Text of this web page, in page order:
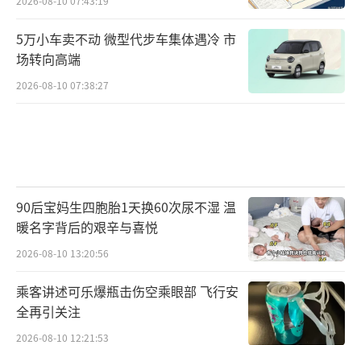
5万小车卖不动 微型代步车集体遇冷 市
场转向高端
2026-08-10 07:38:27
90后宝妈生四胞胎1天换60次尿不湿 温
暖名字背后的艰辛与喜悦
2026-08-10 13:20:56
乘客讲述可乐爆瓶击伤空乘眼部 飞行安
全再引关注
2026-08-10 12:21:53